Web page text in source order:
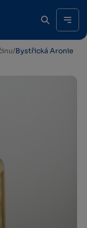
/Bystřická Aronie